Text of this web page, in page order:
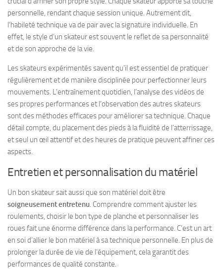
personnelle, rendant chaque session unique. Autrement dit,
l’habileté technique va de pair avec la signature individuelle. En
effet, le style d’un skateur est souvent le reflet de sa personnalité
et de son approche de la vie.
Les skateurs expérimentés savent qu’il est essentiel de pratiquer
régulièrement et de manière disciplinée pour perfectionner leurs
mouvements. L’entraînement quotidien, l’analyse des vidéos de
ses propres performances et l’observation des autres skateurs
sont des méthodes efficaces pour améliorer sa technique. Chaque
détail compte, du placement des pieds à la fluidité de l’atterrissage,
et seul un œil attentif et des heures de pratique peuvent affiner ces
aspects.
Entretien et personnalisation du matériel
Un bon skateur sait aussi que son matériel doit être
soigneusement entretenu. Comprendre comment ajuster les
roulements, choisir le bon type de planche et personnaliser les
roues fait une énorme différence dans la performance. C’est un art
en soi d’allier le bon matériel à sa technique personnelle. En plus de
prolonger la durée de vie de l’équipement, cela garantit des
performances de qualité constante.